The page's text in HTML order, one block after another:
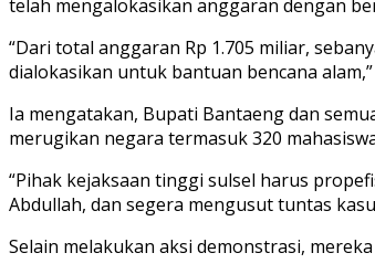
telah mengalokasikan anggaran dengan
“Dari total anggaran Rp 1.705 miliar,
dialokasikan untuk bantuan bencana
Ia mengatakan, Bupati Bantaeng dan
merugikan negara termasuk 320
“Pihak kejaksaan tinggi sulsel harus
Abdullah, dan segera mengusut tuntas
Selain melakukan aksi demonstrasi,